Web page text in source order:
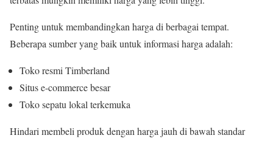
Penting untuk membandingkan harga di berbagai tempat.
Beberapa sumber yang baik untuk informasi harga adalah:
Toko resmi Timberland
Situs e-commerce besar
Toko sepatu lokal terkemuka
Hindari membeli produk dengan harga jauh di bawah standar